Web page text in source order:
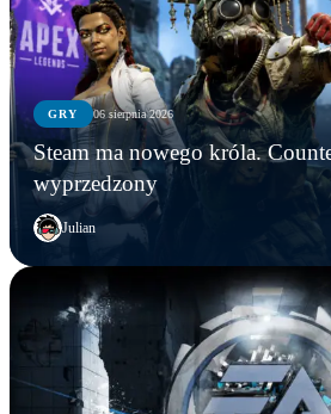
GRY 06 sierpnia 2026
Steam ma nowego króla.
wyprzedzony
Julian